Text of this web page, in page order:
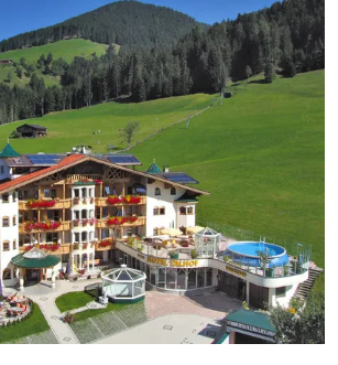
p.P. ab255,00 €
Kinder